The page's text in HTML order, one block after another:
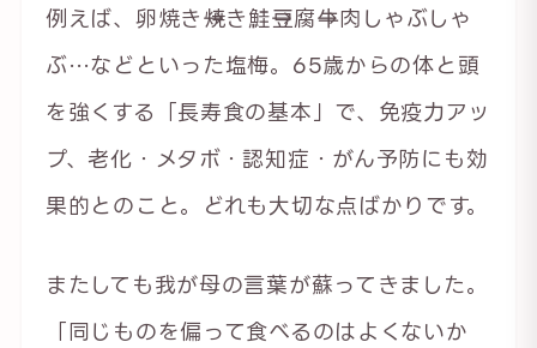
例えば、卵焼き→焼き鮭→豆腐→牛肉しゃぶしゃ
ぶ…などといった塩梅。65歳からの体と頭
を強くする「長寿食の基本」で、免疫力アッ
プ、老化・メタボ・認知症・がん予防にも効
果的とのこと。どれも大切な点ばかりです。
またしても我が母の言葉が蘇ってきました。
「同じものを偏って食べるのはよくないか